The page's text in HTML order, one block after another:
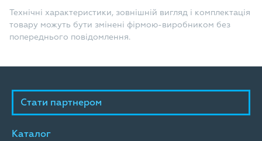
Технічні характеристики, зовнішній вигляд і комплектація
товару можуть бути змінені фірмою-виробником без
попереднього повідомлення.
Стати партнером
Каталог